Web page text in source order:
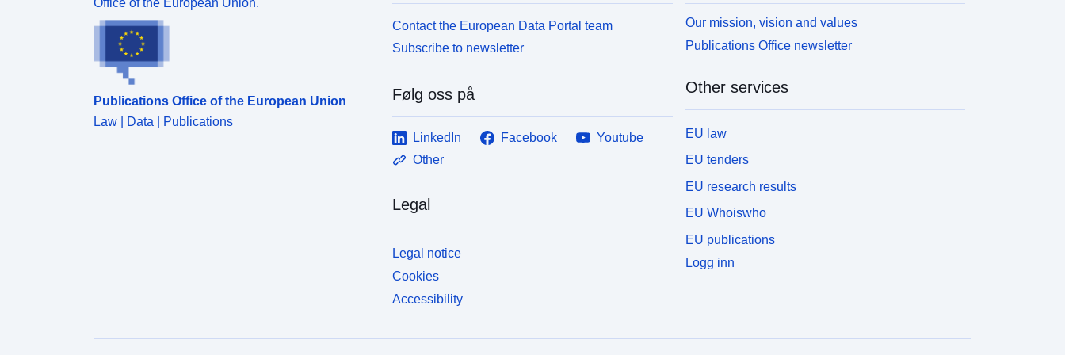
Publications Office of the European Union
Law | Data | Publications
Contact the European Data Portal team
Subscribe to newsletter
Følg oss på
LinkedIn Facebook
Youtube
Other
Legal
Legal notice
Cookies
Accessibility
Our mission, vision and values
Publications Office newsletter
Other services
EU law
EU tenders
EU research results
EU Whoiswho
EU publications
Logg inn